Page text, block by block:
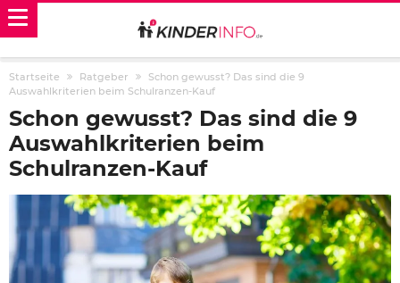
Startseite Ratgeber
Schon gewusst? Das sind die 9
Auswahlkriterien beim Schulranzen-Kauf
Schon gewusst? Das sind die 9
Auswahlkriterien beim
Schulranzen-Kauf